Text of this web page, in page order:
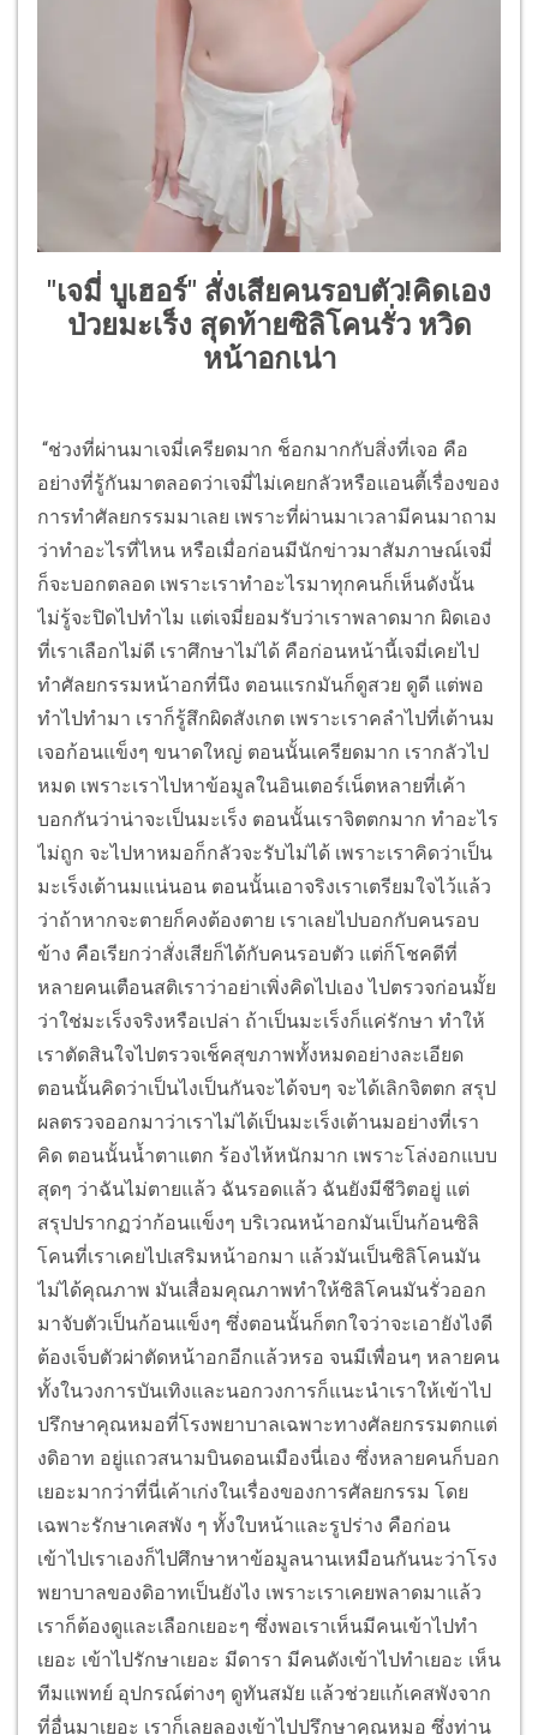
"เจมี่ บูเฮอร์" สั่งเสียคนรอบตัว!คิดเอง
ป่วยมะเร็ง สุดท้ายซิลิโคนรั่ว หวิด
หน้าอกเน่า
“ช่วงที่ผ่านมาเจมี่เครียดมาก ช็อกมากกับสิ่งที่เจอ คือ
อย่างที่รู้กันมาตลอดว่าเจมี่ไม่เคยกลัวหรือแอนตี้เรื่องของ
การทำศัลยกรรมมาเลย เพราะที่ผ่านมาเวลามีคนมาถาม
ว่าทำอะไรที่ไหน หรือเมื่อก่อนมีนักข่าวมาสัมภาษณ์เจมี่
ก็จะบอกตลอด เพราะเราทำอะไรมาทุกคนก็เห็นดังนั้น
ไม่รู้จะปิดไปทำไม แต่เจมี่ยอมรับว่าเราพลาดมาก ผิดเอง
ที่เราเลือกไม่ดี เราศึกษาไม่ได้ คือก่อนหน้านี้เจมี่เคยไป
ทำศัลยกรรมหน้าอกที่นึง ตอนแรกมันก็ดูสวย ดูดี แต่พอ
ทำไปทำมา เราก็รู้สึกผิดสังเกต เพราะเราคลำไปที่เต้านม
เจอก้อนแข็งๆ ขนาดใหญ่ ตอนนั้นเครียดมาก เรากลัวไป
หมด เพราะเราไปหาข้อมูลในอินเตอร์เน็ตหลายที่เค้า
บอกกันว่าน่าจะเป็นมะเร็ง ตอนนั้นเราจิตตกมาก ทำอะไร
ไม่ถูก จะไปหาหมอก็กลัวจะรับไม่ได้ เพราะเราคิดว่าเป็น
มะเร็งเต้านมแน่นอน ตอนนั้นเอาจริงเราเตรียมใจไว้แล้ว
ว่าถ้าหากจะตายก็คงต้องตาย เราเลยไปบอกกับคนรอบ
ข้าง คือเรียกว่าสั่งเสียก็ได้กับคนรอบตัว แต่ก็โชคดีที่
หลายคนเตือนสติเราว่าอย่าเพิ่งคิดไปเอง ไปตรวจก่อนมั้ย
ว่าใช่มะเร็งจริงหรือเปล่า ถ้าเป็นมะเร็งก็แค่รักษา ทำให้
เราตัดสินใจไปตรวจเช็คสุขภาพทั้งหมดอย่างละเอียด
ตอนนั้นคิดว่าเป็นไงเป็นกันจะได้จบๆ จะได้เลิกจิตตก สรุป
ผลตรวจออกมาว่าเราไม่ได้เป็นมะเร็งเต้านมอย่างที่เรา
คิด ตอนนั้นน้ำตาแตก ร้องไห้หนักมาก เพราะโล่งอกแบบ
สุดๆ ว่าฉันไม่ตายแล้ว ฉันรอดแล้ว ฉันยังมีชีวิตอยู่ แต่
สรุปปรากฏว่าก้อนแข็งๆ บริเวณหน้าอกมันเป็นก้อนซิลิ
โคนที่เราเคยไปเสริมหน้าอกมา แล้วมันเป็นซิลิโคนมัน
ไม่ได้คุณภาพ มันเสื่อมคุณภาพทำให้ซิลิโคนมันรั่วออก
มาจับตัวเป็นก้อนแข็งๆ ซึ่งตอนนั้นก็ตกใจว่าจะเอายังไงดี
ต้องเจ็บตัวผ่าตัดหน้าอกอีกแล้วหรอ จนมีเพื่อนๆ หลายคน
ทั้งในวงการบันเทิงและนอกวงการก็แนะนำเราให้เข้าไป
ปรึกษาคุณหมอที่โรงพยาบาลเฉพาะทางศัลยกรรมตกแต่
งดิอาท อยู่แถวสนามบินดอนเมืองนี่เอง ซึ่งหลายคนก็บอก
เยอะมากว่าที่นี่เค้าเก่งในเรื่องของการศัลยกรรม โดย
เฉพาะรักษาเคสพัง ๆ ทั้งใบหน้าและรูปร่าง คือก่อน
เข้าไปเราเองก็ไปศึกษาหาข้อมูลนานเหมือนกันนะว่าโรง
พยาบาลของดิอาทเป็นยังไง เพราะเราเคยพลาดมาแล้ว
เราก็ต้องดูและเลือกเยอะๆ ซึ่งพอเราเห็นมีคนเข้าไปทำ
เยอะ เข้าไปรักษาเยอะ มีดารา มีคนดังเข้าไปทำเยอะ เห็น
ทีมแพทย์ อุปกรณ์ต่างๆ ดูทันสมัย แล้วช่วยแก้เคสพังจาก
ที่อื่นมาเยอะ เราก็เลยลองเข้าไปปรึกษาคุณหมอ ซึ่งท่าน